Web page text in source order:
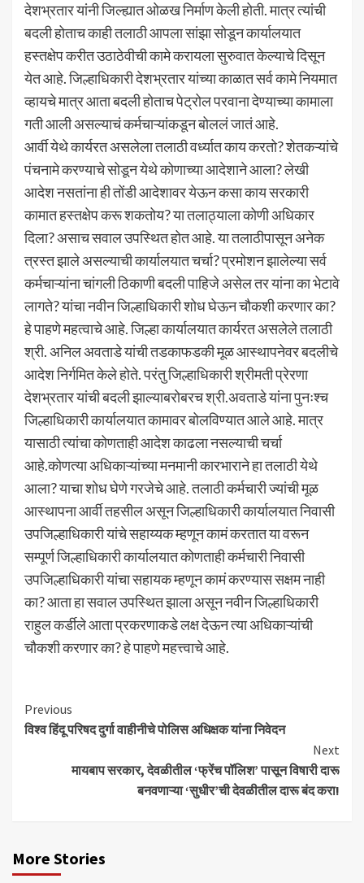
देशभ्रतार यांनी जिल्ह्यात ओळख निर्माण केली होती. मात्र त्यांची
बदली होताच काही तलाठी आपला सांझा सोडून कार्यालयात
हस्तक्षेप करीत उठाठेवीची कामे करायला सुरुवात केल्याचे दिसून
येत आहे. जिल्हाधिकारी देशभ्रतार यांच्या काळात सर्व कामे नियमात
व्हायचे मात्र आता बदली होताच पेट्रोल परवाना देण्याच्या कामाला
गती आली असल्याचं कर्मचाऱ्यांकडून बोललं जातं आहे.
आर्वी येथे कार्यरत असलेला तलाठी वर्ध्यात काय करतो? शेतकऱ्यांचे
पंचनामे करण्याचे सोडून येथे कोणाच्या आदेशाने आला? लेखी
आदेश नसतांना ही तोंडी आदेशावर येऊन कसा काय सरकारी
कामात हस्तक्षेप करू शकतोय? या तलाठ्याला कोणी अधिकार
दिला? असाच सवाल उपस्थित होत आहे. या तलाठीपासून अनेक
त्रस्त झाले असल्याची कार्यालयात चर्चा? प्रमोशन झालेल्या सर्व
कर्मचाऱ्यांना चांगली ठिकाणी बदली पाहिजे असेल तर यांना का भेटावे
लागते? यांचा नवीन जिल्हाधिकारी शोध घेऊन चौकशी करणार का?
हे पाहणे महत्वाचे आहे. जिल्हा कार्यालयात कार्यरत असलेले तलाठी
श्री. अनिल अवताडे यांची तडकाफडकी मूळ आस्थापनेवर बदलीचे
आदेश निर्गमित केले होते. परंतु जिल्हाधिकारी श्रीमती प्रेरणा
देशभ्रतार यांची बदली झाल्याबरोबरच श्री.अवताडे यांना पुनःश्च
जिल्हाधिकारी कार्यालयात कामावर बोलविण्यात आले आहे. मात्र
यासाठी त्यांचा कोणताही आदेश काढला नसल्याची चर्चा
आहे.कोणत्या अधिकाऱ्यांच्या मनमानी कारभाराने हा तलाठी येथे
आला? याचा शोध घेणे गरजेचे आहे. तलाठी कर्मचारी ज्यांची मूळ
आस्थापना आर्वी तहसील असून जिल्हाधिकारी कार्यालयात निवासी
उपजिल्हाधिकारी यांचे सहाय्यक म्हणून कामं करतात या वरून
सम्पूर्ण जिल्हाधिकारी कार्यालयात कोणताही कर्मचारी निवासी
उपजिल्हाधिकारी यांचा सहायक म्हणून कामं करण्यास सक्षम नाही
का? आता हा सवाल उपस्थित झाला असून नवीन जिल्हाधिकारी
राहुल कर्डीले आता प्रकरणाकडे लक्ष देऊन त्या अधिकाऱ्यांची
चौकशी करणार का? हे पाहणे महत्त्वाचे आहे.
Continue
Reading
Previous
विश्व हिंदू परिषद दुर्गा वाहीनीचे पोलिस अधिक्षक यांना निवेदन
Next
मायबाप सरकार, देवळीतील ‘फ्रेंच पॉलिश’ पासून विषारी दारू
बनवणाऱ्या ‘सुधीर’ची देवळीतील दारू बंद करा!
More Stories